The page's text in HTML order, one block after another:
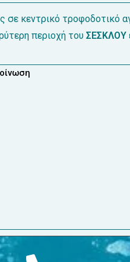
σε κεντρικό τροφοδοτικό
περιοχή τουΣΕΣΚΛΟΥ